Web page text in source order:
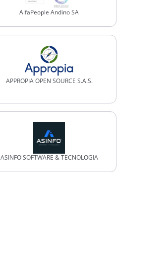
AlfaPeople Andino SA
APPROPIA OPEN SOURCE S.A.S.
ASINFO SOFTWARE & TECNOLOGIA